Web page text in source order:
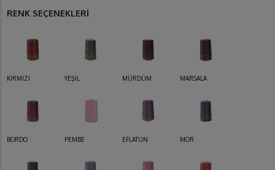
RENK SEÇENEKLERİ
KIRMIZI YEŞİL MÜRDÜM MARSALA
BORDO PEMBE EFLATUN MOR